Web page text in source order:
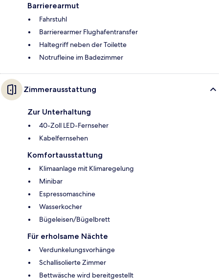
Barrierearmut
Fahrstuhl
Barrierearmer Flughafentransfer
Haltegriff neben der Toilette
Notrufleine im Badezimmer
Zimmerausstattung
Zur Unterhaltung
40-Zoll LED-Fernseher
Kabelfernsehen
Komfortausstattung
Klimaanlage mit Klimaregelung
Minibar
Espressomaschine
Wasserkocher
Bügeleisen/Bügelbrett
Für erholsame Nächte
Verdunkelungsvorhänge
Schallisolierte Zimmer
Bettwäsche wird bereitgestellt